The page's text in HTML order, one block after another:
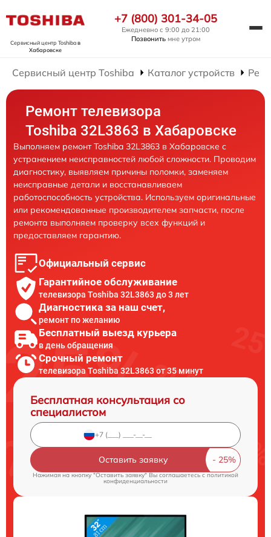
Сервисный центр Toshibaв
Хабаровске
+7 (800) 301-34-05
Ежедневно с 9:00 до 21:00
Позвонить мне утром
Сервисный центр Toshiba Каталог устройств
Ремонт телевизора
Toshiba 32L3863 в Хабаровске
Выполняем ремонт Toshiba 32L3863 в Хабаровске с
устранением неисправностей любой сложности. Проводим
диагностику, выявляем причины поломки, заменяем
неисправные детали и восстанавливаем
работоспособность устройства. Используем оригинальные
или рекомендованные производителем запчасти, после
ремонта выполняем проверку всех функций и
предоставляем гарантию.
Официальный сервис
Гарантийное обслуживание
телевизора Toshiba 32L3863 до 3 лет
Диагностика за наш счет,
ремонт по желанию
Бесплатный выезд курьера
в день обращения
Срочный ремонт
телевизора Toshiba 32L3863 от 35 минут
Бесплатная консультация со
специалистом
Оставить заявку
Нажимая на кнопку "Оставить заявку" Вы соглашаетесь cполитикой
конфиденциальности